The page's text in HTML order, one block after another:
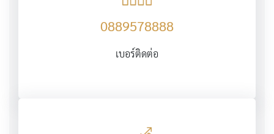
0889578888
เบอร์ติดต่อ